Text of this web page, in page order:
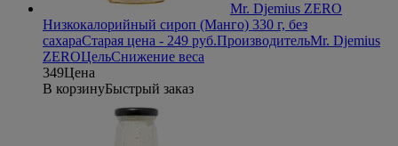
Mr. Djemius ZERO
Низкокалорийный сироп (Манго) 330 г, без
сахараСтарая цена - 249 руб.ПроизводительMr. Djemius
ZEROЦельСнижение веса
349Цена
В корзинуБыстрый заказ